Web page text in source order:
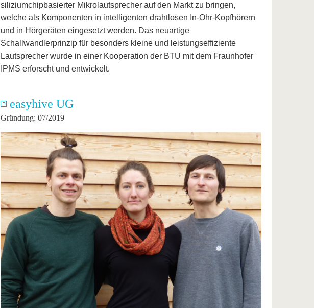
siliziumchipbasierter Mikrolautsprecher auf den Markt zu bringen,
welche als Komponenten in intelligenten drahtlosen In-Ohr-Kopfhörern
und in Hörgeräten eingesetzt werden. Das neuartige
Schallwandlerprinzip für besonders kleine und leistungseffiziente
Lautsprecher wurde in einer Kooperation der BTU mit dem Fraunhofer
IPMS erforscht und entwickelt.
easyhive UG
Gründung: 07/2019